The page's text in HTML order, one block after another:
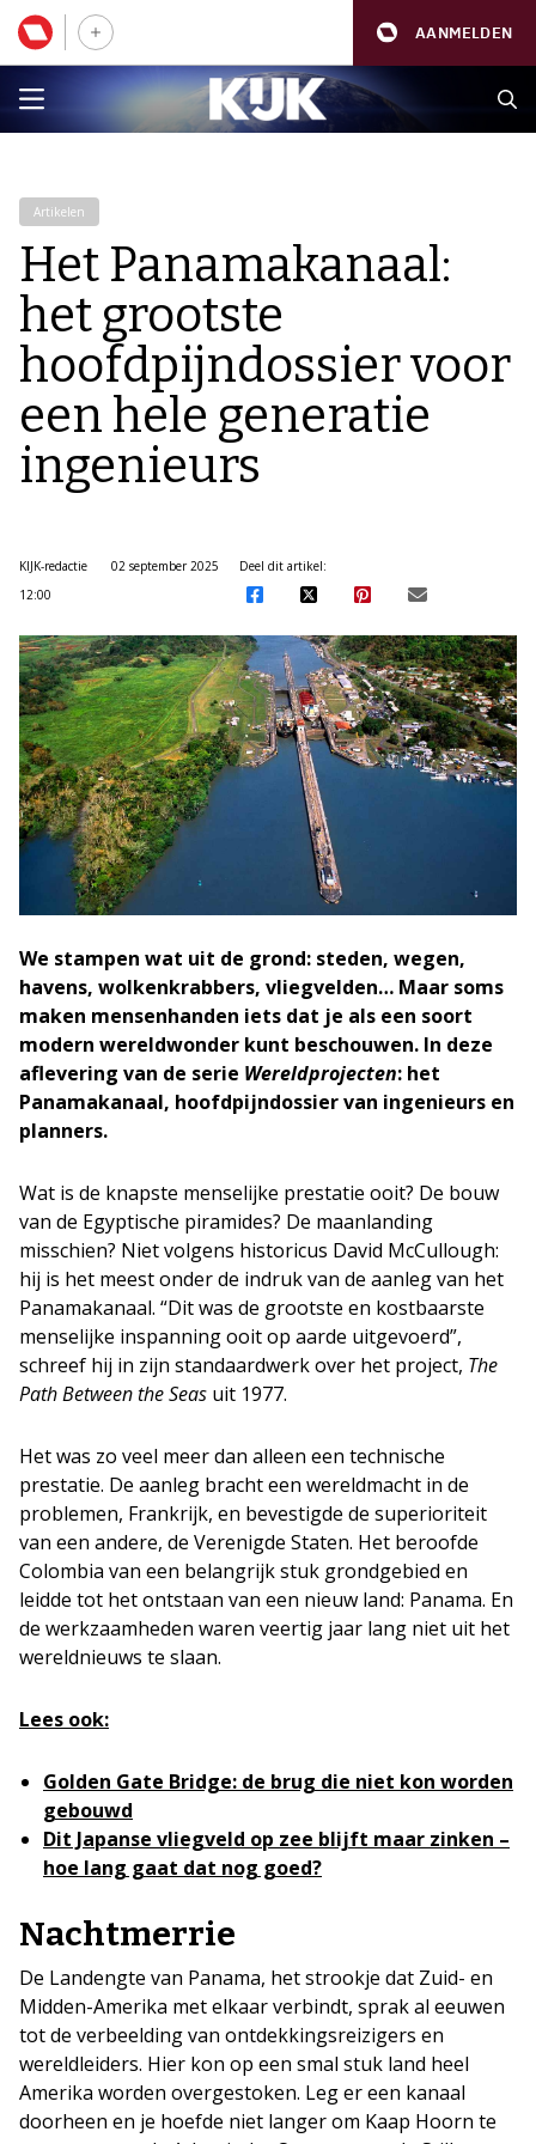
AANMELDEN
Artikelen
Het Panamakanaal:
het grootste
hoofdpijndossier voor
een hele generatie
ingenieurs
KIJK-redactie
02 september 2025
12:00
Deel dit artikel:
We stampen wat uit de grond: steden, wegen,
havens, wolkenkrabbers, vliegvelden… Maar soms
maken mensenhanden iets dat je als een soort
modern wereldwonder kunt beschouwen. In deze
aflevering van de serie Wereldprojecten: het
Panamakanaal, hoofdpijndossier van ingenieurs en
planners.
Wat is de knapste menselijke prestatie ooit? De bouw
van de Egyptische piramides? De maanlanding
misschien? Niet volgens historicus David McCullough:
hij is het meest onder de indruk van de aanleg van het
Panamakanaal. “Dit was de grootste en kostbaarste
menselijke inspanning ooit op aarde uitgevoerd”,
schreef hij in zijn standaardwerk over het project, The
Path Between the Seas uit 1977.
Het was zo veel meer dan alleen een technische
prestatie. De aanleg bracht een wereldmacht in de
problemen, Frankrijk, en bevestigde de superioriteit
van een andere, de Verenigde Staten. Het beroofde
Colombia van een belangrijk stuk grondgebied en
leidde tot het ontstaan van een nieuw land: Panama. En
de werkzaamheden waren veertig jaar lang niet uit het
wereldnieuws te slaan.
Lees ook:
Golden Gate Bridge: de brug die niet kon worden
gebouwd
Dit Japanse vliegveld op zee blijft maar zinken –
hoe lang gaat dat nog goed?
Nachtmerrie
De Landengte van Panama, het strookje dat Zuid-­ en
Midden-­Amerika met elkaar verbindt, sprak al eeuwen
tot de verbeelding van ontdekkingsreizigers en
wereldleiders. Hier kon op een smal stuk land heel
Amerika worden overgestoken. Leg er een kanaal
doorheen en je hoefde niet langer om Kaap Hoorn te